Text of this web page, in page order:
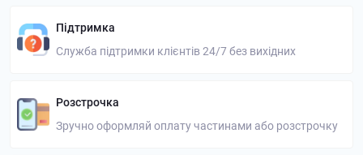
Підтримка
Служба підтримки клієнтів 24/7 без вихідних
Розстрочка
Зручно оформляй оплату частинами або розстрочку